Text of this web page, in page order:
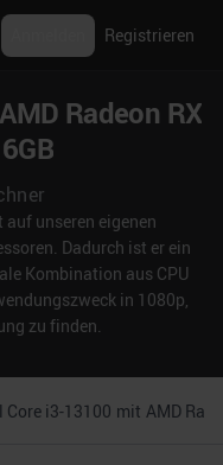
Registrieren
Radeon RX
unseren eigenen
Dadurch ist er ein
Kombination aus CPU
in 1080p,
zu finden.
Core i3-13100 mit AMD